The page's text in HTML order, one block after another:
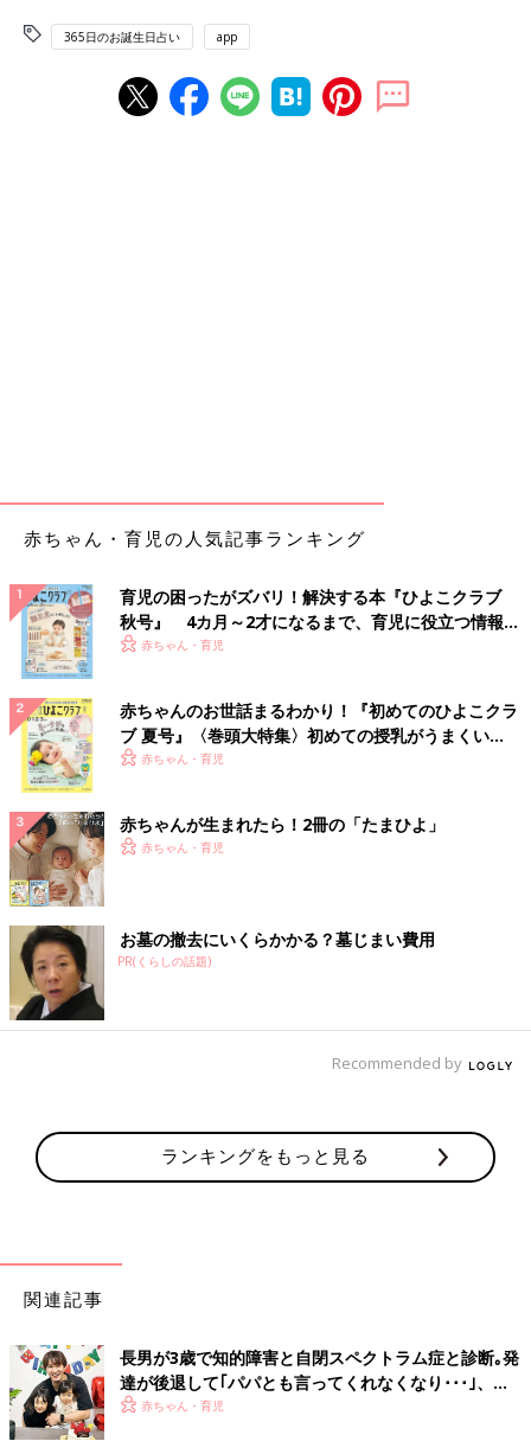
365日のお誕生日占い app
赤ちゃん・育児の人気記事ランキング
育児の困ったがズバリ！解決する本『ひよこクラブ
秋号』 4カ月～2才になるまで、育児に役立つ情報が
いっぱい！
赤ちゃん・育児
赤ちゃんのお世話まるわかり！『初めてのひよこクラ
ブ 夏号』〈巻頭大特集〉初めての授乳がうまくい
く！ おっぱい・ミルクの基本と夏のトラブル 解決テ
赤ちゃん・育児
赤ちゃんが生まれたら！2冊の「たまひよ」
赤ちゃん・育児
お墓の撤去にいくらかかる？墓じまい費用
PR(くらしの話題)
Recommended by
ランキングをもっと見る
関連記事
長男が3歳で知的障害と自閉スペクトラム症と診断｡発
達が後退して｢パパとも言ってくれなくなり･･･｣、元
プロバスケ選手･岡田優介
赤ちゃん・育児